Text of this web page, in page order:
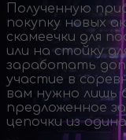
Полученную
покупку новых
скамеечки для
или на стойку
заработать
участие в
вам нужно лишь
предложенное
цепочки из